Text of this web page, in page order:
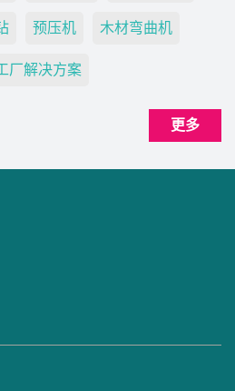
预压机 木材弯曲机
厂解决方案
更多